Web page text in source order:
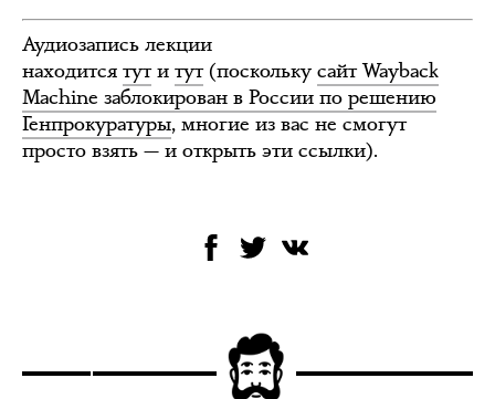
Аудиозапись лекции
находится тути тут(поскольку сайт Wayback
Machine заблокирован в России по решению
Генпрокуратуры, многие из вас не смогут
просто взять — и открыть эти ссылки).